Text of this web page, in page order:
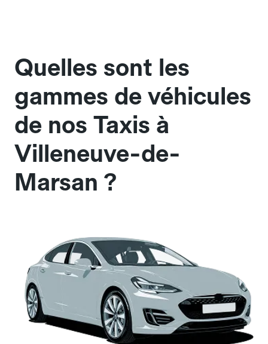
Quelles sont les
gammes de véhicules
de nos Taxis à
Villeneuve-de-
Marsan ?